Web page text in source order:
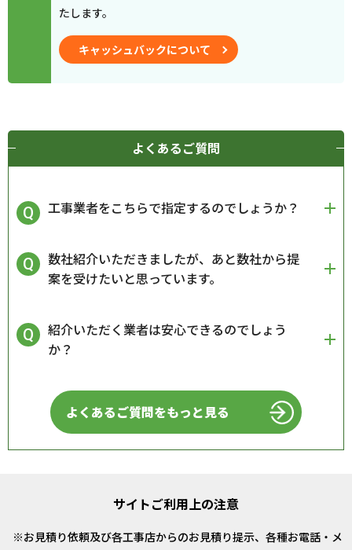
たします。
キャッシュバックについて
よくあるご質問
工事業者をこちらで指定するのでしょうか？
数社紹介いただきましたが、あと数社から提
案を受けたいと思っています。
紹介いただく業者は安心できるのでしょう
か？
よくあるご質問をもっと見る
サイトご利用上の注意
お見積り依頼及び各工事店からのお見積り提示、各種お電話・メ